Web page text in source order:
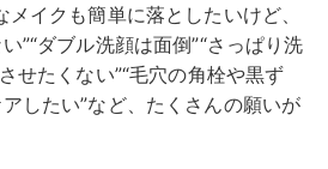
イクも簡単に落としたいけど、
”“ダブル洗顔は面倒”“さっぱり洗
せたくない”“毛穴の角栓や黒ず
したい”など、たくさんの願いが